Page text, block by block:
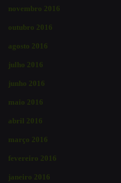
novembro 2016
outubro 2016
agosto 2016
julho 2016
junho 2016
maio 2016
abril 2016
março 2016
fevereiro 2016
janeiro 2016